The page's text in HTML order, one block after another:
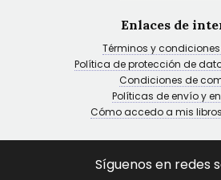
Enlaces de
Términos y
Política de protección de
Condiciones de
Políticas de envío y
Cómo accedo a mis
Síguenos en redes